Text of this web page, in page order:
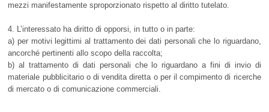
mezzi manifestamente sproporzionato rispetto al diritto tutelato.
4. L’interessato ha diritto di opporsi, in tutto o in parte:
a) per motivi legittimi al trattamento dei dati personali che lo riguardano,
ancorché pertinenti allo scopo della raccolta;
b) al trattamento di dati personali che lo riguardano a fini di invio di
materiale pubblicitario o di vendita diretta o per il compimento di ricerche
di mercato o di comunicazione commerciali.